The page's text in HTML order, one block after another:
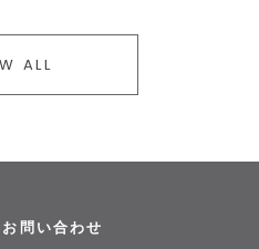
ALL
問い合わせ